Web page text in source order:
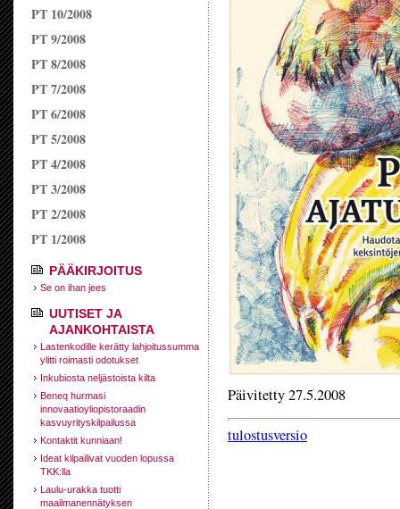
PT 10/2008
PT 9/2008
PT 8/2008
PT 7/2008
PT 6/2008
PT 5/2008
PT 4/2008
PT 3/2008
PT 2/2008
PT 1/2008
PÄÄKIRJOITUS
Se on ihan jees
UUTISET JA
AJANKOHTAISTA
Lastenkodille kerätty lahjoitussumma
ylitti roimasti odotukset
Inkubiosta neljästoista kilta
Beneq hurmasi
innovaatioyliopistoraadin
kasvuyrityskilpailussa
Kontaktit kunniaan!
Ideat kilpailivat vuoden lopussa
TKK:lla
Laulu-urakka tuotti
maailmanennätyksen
Päivitetty 27.5.2008
tulostusversio